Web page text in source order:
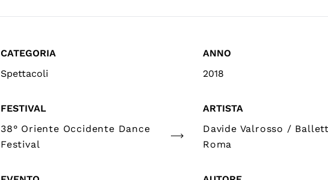
CATEGORIA
Spettacoli
ANNO
2018
FESTIVAL
38° Oriente Occidente Dance
Festival
ARTISTA
Davide Valrosso /
Roma